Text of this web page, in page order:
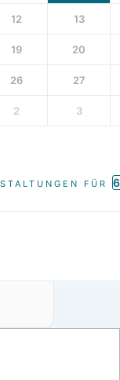
12 13
19 20
26 27
2 3
FÜR